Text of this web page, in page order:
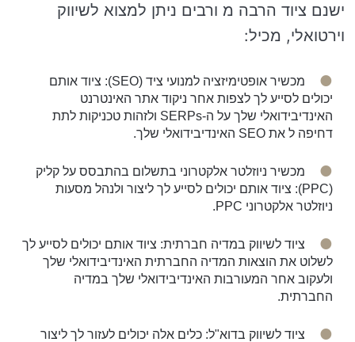
ישנם ציוד הרבה מ ורבים ניתן למצוא לשיווק
וירטואלי, מכיל:
מכשיר אופטימיזציה למנועי ציד (SEO): ציוד אותם
יכולים לסייע לך לצפות אחר ניקוד אתר האינטרנט
האינדיבידואלי שלך על ה-SERPs ולזהות טכניקות לתת
דחיפה ל את SEO האינדיבידואלי שלך.
מכשיר ניוזלטר אלקטרוני בתשלום בהתבסס על קליק
(PPC): ציוד אותם יכולים לסייע לך ליצור ולנהל מסעות
ניוזלטר אלקטרוני PPC.
ציוד לשיווק במדיה חברתית: ציוד אותם יכולים לסייע לך
לשלוט את הוצאות המדיה החברתית האינדיבידואלי שלך
ולעקוב אחר המעורבות האינדיבידואלי שלך במדיה
החברתית.
ציוד לשיווק בדוא"ל: כלים אלה יכולים לעזור לך ליצור